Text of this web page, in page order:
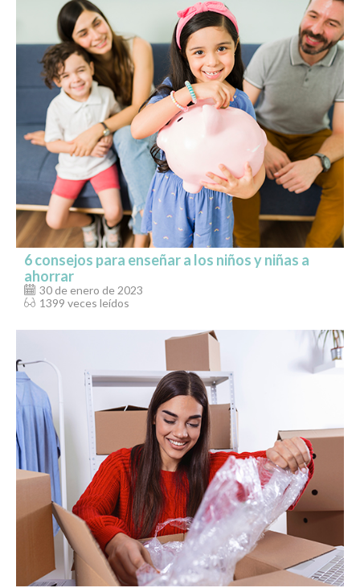
6 consejos para enseñar a los niños y niñas a
ahorrar
30 de enero de 2023
1399 veces leídos